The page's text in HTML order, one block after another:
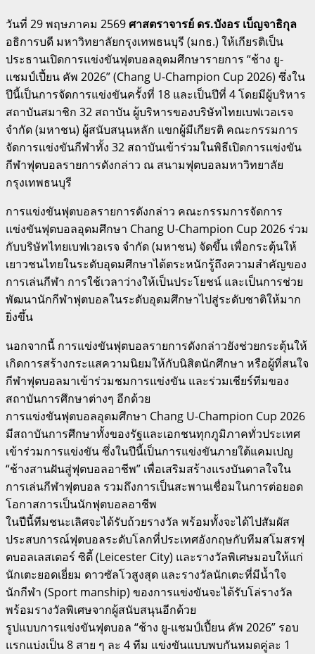
วันที่ 29 พฤษภาคม 2569ศาสตราจารย์ ดร.บังอร เบ็ญจาธิกุล
อธิการบดี มหาวิทยาลัยกรุงเทพธนบุรี (มกธ.) ให้เกียรติเป็น
ประธานเปิดการแข่งขันฟุตบอลอุดมศึกษารายการ “ช้าง ยู-
แชมป์เปี้ยน คัพ 2026” (Chang U-Champion Cup 2026) ซึ่งใน
ปีนี้เป็นการจัดการแข่งขันครั้งที่ 18 และเป็นปีที่ 4 โดยมีผู้บริหาร
สถาบันสมาชิก 32 สถาบัน ผู้บริหารของบริษัทไทยเบฟเวอเรจ
จำกัด (มหาชน) ผู้สนับสนุนหลัก แขกผู้มีเกียรติ คณะกรรมการ
จัดการแข่งขันกีฬาทั้ง 32 สถาบันเข้าร่วมในพิธีเปิดการแข่งขัน
กีฬาฟุตบอลรายการดังกล่าว ณ สนามฟุตบอลมหาวิทยาลัย
กรุงเทพธนบุรี
การแข่งขันฟุตบอลรายการดังกล่าว คณะกรรมการจัดการ
แข่งขันฟุตบอลอุดมศึกษา Chang U-Champion Cup 2026 ร่วม
กับบริษัทไทยเบฟเวอเรจ จำกัด (มหาชน) จัดขึ้น เพื่อกระตุ้นให้
เยาวชนไทยในระดับอุดมศึกษาได้ตระหนักรู้ถึงความสำคัญของ
การเล่นกีฬา การใช้เวลาว่างให้เป็นประโยชน์ และเป็นการช่วย
พัฒนานักกีฬาฟุตบอลในระดับอุดมศึกษาไปสู่ระดับชาติให้มาก
ยิ่งขึ้น
นอกจากนี้ การแข่งขันฟุตบอลรายการดังกล่าวยังช่วยกระตุ้นให้
เกิดการสร้างกระแสความนิยมให้กับนิสิตนักศึกษา หรือผู้ที่สนใจ
กีฬาฟุตบอลมาเข้าร่วมชมการแข่งขัน และร่วมเชียร์ทีมของ
สถาบันการศึกษาต่างๆ อีกด้วย
การแข่งขันฟุตบอลอุดมศึกษา Chang U-Champion Cup 2026
มีสถาบันการศึกษาทั้งของรัฐและเอกชนทุกภูมิภาคทั่วประเทศ
เข้าร่วมการแข่งขัน ซึ่งในปีนี้เป็นการแข่งขันภายใต้แคมเปญ
“ช้างสานฝันสู่ฟุตบอลอาชีพ” เพื่อเสริมสร้างแรงบันดาลใจใน
การเล่นกีฬาฟุตบอล รวมถึงการเป็นสะพานเชื่อมในการต่อยอด
โอกาสการเป็นนักฟุตบอลอาชีพ
ในปีนี้ทีมชนะเลิศจะได้รับถ้วยรางวัล พร้อมทั้งจะได้ไปสัมผัส
ประสบการณ์ฟุตบอลระดับโลกที่ประเทศอังกฤษกับทีมสโมสรฟุ
ตบอลเลสเตอร์ ซิตี้ (Leicester City) และรางวัลพิเศษมอบให้แก่
นักเตะยอดเยี่ยม ดาวซัลโวสูงสุด และรางวัลนักเตะที่มีน้ำใจ
นักกีฬา (Sport manship) ของการแข่งขันจะได้รับโล่รางวัล
พร้อมรางวัลพิเศษจากผู้สนับสนุนอีกด้วย
รูปแบบการแข่งขันฟุตบอล “ช้าง ยู-แชมป์เปี้ยน คัพ 2026” รอบ
แรกแบ่งเป็น 8 สาย ๆ ละ 4 ทีม แข่งขันแบบพบกันหมดคู่ละ 1